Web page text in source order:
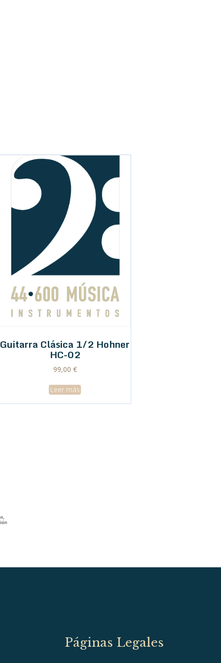
Guitarra Clásica 1/2 Hohner
HC-02
99,00 €
Leer más
Páginas Legales